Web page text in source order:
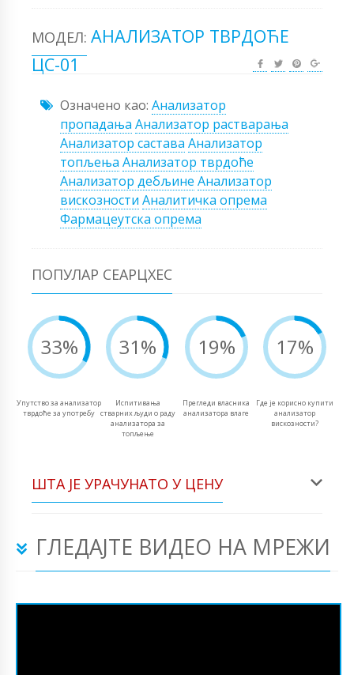
МОДЕЛ: АНАЛИЗАТОР ТВРДОЋЕ
ЦС-01
Означено као: Анализатор
пропадања Анализатор растварања
Анализатор састава Анализатор
топљења Анализатор тврдоће
Анализатор дебљине Анализатор
вискозности Аналитичка опрема
Фармацеутска опрема
ПОПУЛАР СЕАРЦХЕС
33%
Упутство за анализатор
тврдоће за употребу
31%
Испитивања
стварних људи о раду
анализатора за
топљење
19%
Прегледи власника
анализатора влаге
17%
Где је корисно купити
анализатор
вискозности?
ШТА ЈЕ УРАЧУНАТО У ЦЕНУ
ГЛЕДАЈТЕ ВИДЕО НА МРЕЖИ